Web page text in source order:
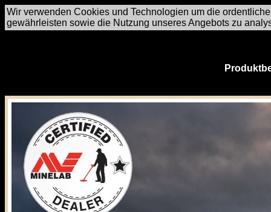
Wir verwenden Cookies und Technologien um die
gewährleisten sowie die Nutzung unseres Angebots zu